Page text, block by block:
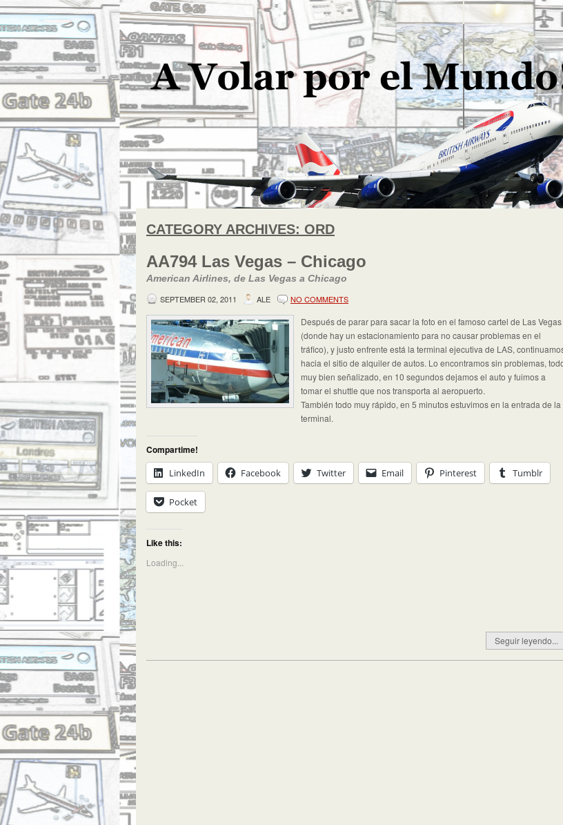
CATEGORY ARCHIVES: ORD
AA794 Las Vegas – Chicago
American Airlines, de Las Vegas a Chicago
SEPTEMBER 02, 2011
ALE NO COMMENTS
Después de parar para sacar la foto en el famoso cartel de Las Vegas
(donde hay un estacionamiento para no causar problemas en el
tráfico), y justo enfrente está la terminal ejecutiva de LAS,
hacia el sitio de alquiler de autos. Lo encontramos sin problemas,
muy bien señalizado, en 10 segundos dejamos el auto y fuimos a
tomar el shuttle que nos transporta al aeropuerto.
También todo muy rápido, en 5 minutos estuvimos en la entrada de la
terminal.
Compartime!
LinkedIn
Facebook Twitter Email Pinterest Tumblr
Pocket
Like this:
Loading...
Seguir leyendo...